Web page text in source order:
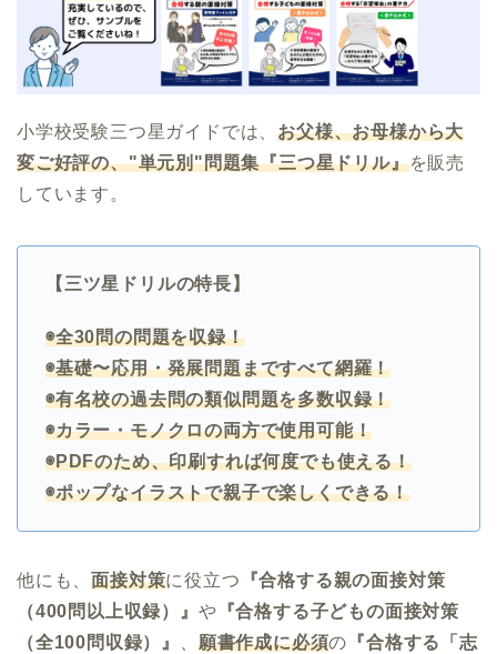
小学校受験三つ星ガイドでは、お父様、お母様から大
変ご好評の、"単元別"問題集『三つ星ドリル』を販売
しています。
【三ツ星ドリルの特長】
◉全30問の問題を収録！
◉基礎〜応用・発展問題まですべて網羅！
◉有名校の過去問の類似問題を多数収録！
◉カラー・モノクロの両方で使用可能！
◉PDFのため、印刷すれば何度でも使える！
◉ポップなイラストで親子で楽しくできる！
他にも、面接対策に役立つ 『合格する親の面接対策
（400問以上収録）』 や 『合格する子どもの面接対策
（全100問収録）』
願書作成に必須の 『合格する「志